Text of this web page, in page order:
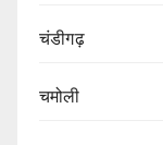
चंडीगढ़
चमोली